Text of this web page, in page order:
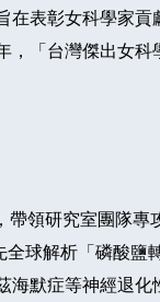
表彰女科學家
「台灣傑出女
領研究室團隊
球解析「磷酸鹽
默症等神經退